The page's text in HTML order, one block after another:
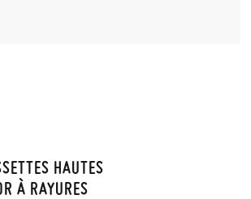
HAUTES
À RAYURES
ET RETOURS